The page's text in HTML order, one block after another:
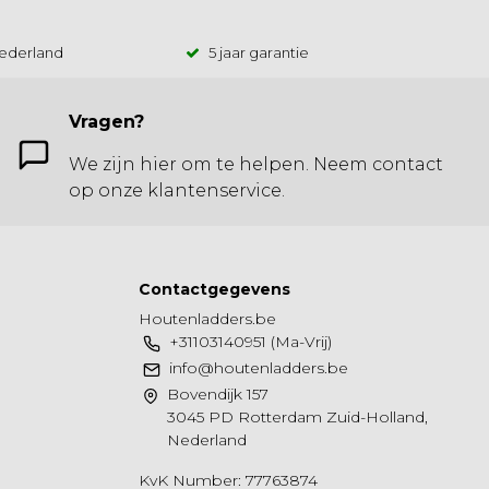
5 jaar garantie
Vragen?
We zijn hier om te helpen. Neem contact
op onze klantenservice.
Contactgegevens
Houtenladders.be
+31103140951 (Ma-Vrij)
info@houtenladders.be
Bovendijk 157
3045 PD Rotterdam Zuid-Holland,
Nederland
KvK Number: 77763874